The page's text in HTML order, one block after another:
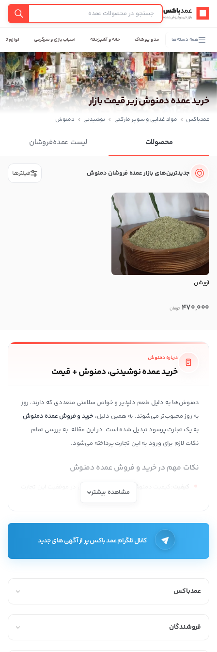
عمدباکس — بازگشت به صفحه اصلی
جستجو
همه دسته‌ها مد و پوشاک خانه و آشپزخانه اسباب بازی و سرگرمی لوازم
خرید عمده دمنوش زیر قیمت بازار
عمدباکس مواد غذایی و سوپر مارکتی نوشیدنی دمنوش
محصولات لیست عمده‌فروشان
جدیدترین‌های بازار عمده فروشان دمنوش فیلترها
آویشن
470,000 تومان
درباره دمنوش
خرید عمده نوشیدنی، دمنوش + قیمت
دمنوش‌ها به دلیل طعم دلپذیر و خواص سلامتی متعددی که دارند، روز
به روز محبوب‌تر می‌شوند. به همین دلیل، خرید و فروش عمده دمنوش
به یک تجارت پرسود تبدیل شده است. در این مقاله، به بررسی تمام
نکات لازم برای ورود به این تجارت پرداخته می‌شود.
نکات مهم در خرید و فروش عمده دمنوش
کیفیت:
کیفیت دمنوش‌ها از مهم‌ترین عوامل در موفقیت این تجارت
است. به همین دلیل، باید از دمنوش‌های باکیفیت و مرغوب استفاده
قیمت:قیمت دمنوش‌ها باید رقابتی باشد و با توجه به قیمت سایر
دمنوش‌های موجود در بازار تعیین شود.
مجوزها:
خدمات پس از فروش:
مشاهده بیشتر
کانال تلگرام عمد باکس پر از آگهی های جدید
عمدباکس
فروشندگان